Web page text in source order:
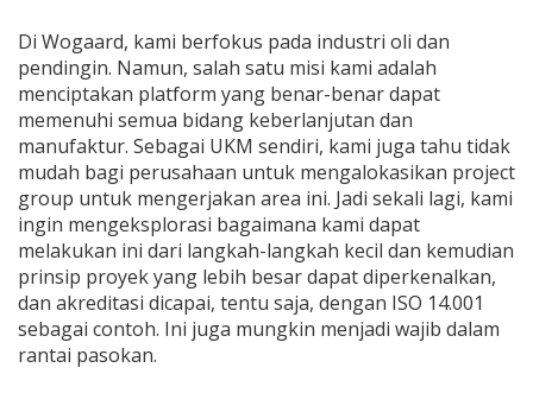
Di Wogaard, kami berfokus pada industri oli dan
pendingin. Namun, salah satu misi kami adalah
menciptakan platform yang benar-benar dapat
memenuhi semua bidang keberlanjutan dan
manufaktur. Sebagai UKM sendiri, kami juga tahu tidak
mudah bagi perusahaan untuk mengalokasikan project
group untuk mengerjakan area ini. Jadi sekali lagi, kami
ingin mengeksplorasi bagaimana kami dapat
melakukan ini dari langkah-langkah kecil dan kemudian
prinsip proyek yang lebih besar dapat diperkenalkan,
dan akreditasi dicapai, tentu saja, dengan ISO 14.001
sebagai contoh. Ini juga mungkin menjadi wajib dalam
rantai pasokan.